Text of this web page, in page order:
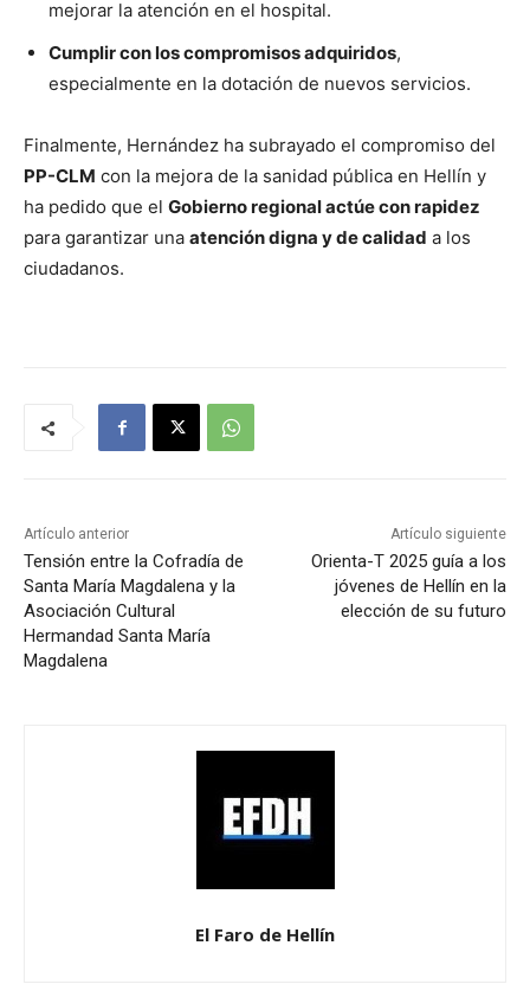
mejorar la atención en el hospital.
Cumplir con los compromisos adquiridos,
especialmente en la dotación de nuevos servicios.
Finalmente, Hernández ha subrayado el compromiso del
PP-CLM con la mejora de la sanidad pública en Hellín y
ha pedido que el Gobierno regional actúe con rapidez
para garantizar una atención digna y de calidad a los
ciudadanos.
Artículo anterior
Tensión entre la Cofradía de
Santa María Magdalena y la
Asociación Cultural
Hermandad Santa María
Magdalena
Artículo siguiente
Orienta-T 2025 guía a los
jóvenes de Hellín en la
elección de su futuro
El Faro de Hellín